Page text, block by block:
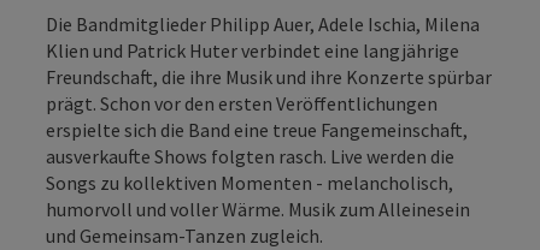
Die Bandmitglieder Philipp Auer, Adele Ischia, Milena
Klien und Patrick Huter verbindet eine langjährige
Freundschaft, die ihre Musik und ihre Konzerte spürbar
prägt. Schon vor den ersten Veröffentlichungen
erspielte sich die Band eine treue Fangemeinschaft,
ausverkaufte Shows folgten rasch. Live werden die
Songs zu kollektiven Momenten - melancholisch,
humorvoll und voller Wärme. Musik zum Alleinesein
und Gemeinsam-Tanzen zugleich.